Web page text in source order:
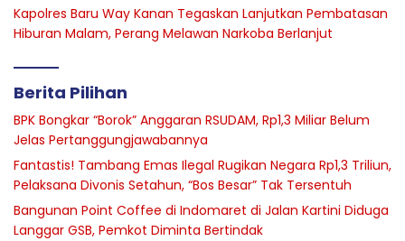
Kapolres Baru Way Kanan Tegaskan Lanjutkan Pembatasan
Hiburan Malam, Perang Melawan Narkoba Berlanjut
Berita Pilihan
BPK Bongkar “Borok” Anggaran RSUDAM, Rp1,3 Miliar Belum
Jelas Pertanggungjawabannya
Fantastis! Tambang Emas Ilegal Rugikan Negara Rp1,3 Triliun,
Pelaksana Divonis Setahun, “Bos Besar” Tak Tersentuh
Bangunan Point Coffee di Indomaret di Jalan Kartini Diduga
Langgar GSB, Pemkot Diminta Bertindak